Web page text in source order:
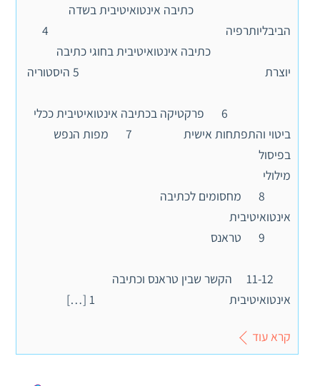
כתיבה אינטואיטיבית בשדה
הביבליותרפיה 4
כתיבה אינטואיטיבית בחוגי כתיבה
יוצרת 5 היסטוריה
6 פרקטיקה בכתיבה אינטואיטיבית ככלי
ביטוי והתפתחות אישית 7 מפות הנפש
בפיסול
מילולי
8 מחסומים לכתיבה
אינטואיטיבית
9 טראנס
11-12 הקשר שבין טראנס וכתיבה
אינטואיטיבית 1 […]
קרא עוד